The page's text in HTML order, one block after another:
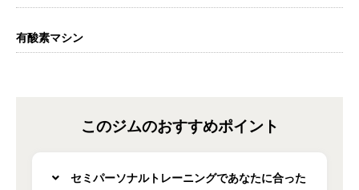
有酸素マシン
このジムのおすすめポイント
セミパーソナルトレーニングであなたに合った